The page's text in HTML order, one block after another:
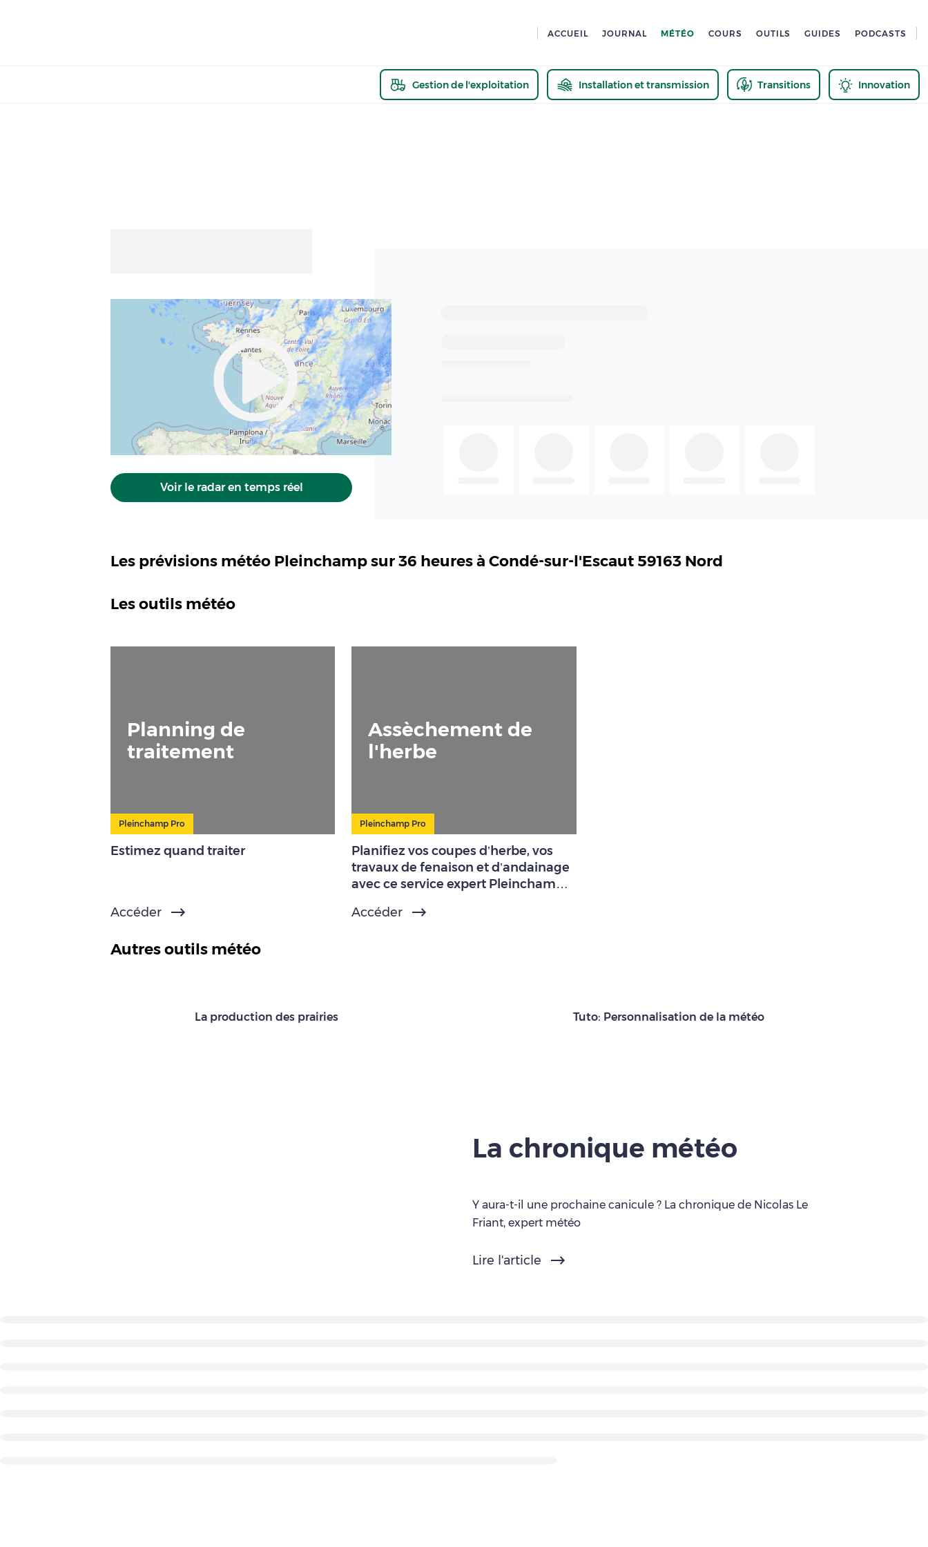
ACCUEIL JOURNAL MÉTÉO COURS OUTILS GUIDES PODCASTS
Gestion de l'exploitation Installation et transmission Transitions Innovation
Voir le radar en temps réel
Les prévisions météo Pleinchamp sur 36 heures à Condé-sur-l'Escaut 59163 Nord
Les outils météo
Planning de
traitement
Pleinchamp Pro
Estimez quand traiter
Accéder
Assèchement de
l'herbe
Pleinchamp Pro
Planifiez vos coupes d’herbe, vos
travaux de fenaison et d’andainage
avec ce service expert Pleinchamp
Accéder
Autres outils météo
La production des prairies Tuto: Personnalisation de la météo
La chronique météo
Y aura-t-il une prochaine canicule ? La chronique de Nicolas Le
Friant, expert météo
Lire l'article